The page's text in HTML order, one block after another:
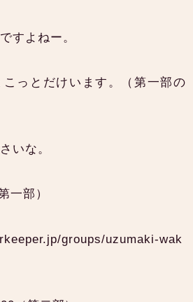
すよねー。
っとだけいます。（第一部の
いな。
一部）
groups/uzumaki-wak